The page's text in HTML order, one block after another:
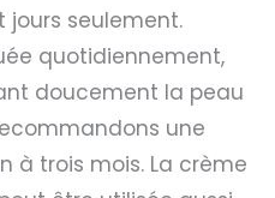
seulement.
quotidiennement,
doucement la peau
une
à trois mois. La crème